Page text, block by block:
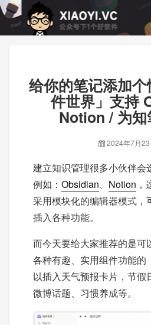
给你的笔记添加
件世界」支持
Notion / 为
2024年7月
建立知识管理很多小伙伴会
例如： Obsidian、 Notion
采用模块化的编辑器模式，
插入各种功能。
而今天要给大家推荐的是可
各种有趣、实用组件功能的
以插入天气预报卡片，节假
微博话题、习惯养成等。